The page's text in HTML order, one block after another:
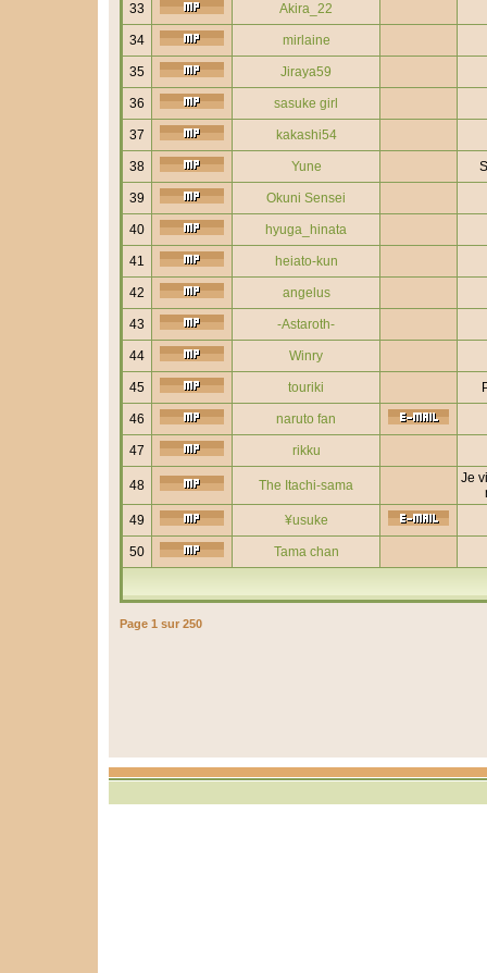
33 Akira_22
34 mirlaine
35 Jiraya59
36 sasuke girl
37 kakashi54
38 Yune
39 Okuni Sensei
40 hyuga_hinata
41 heiato-kun
42 angelus
43 -Astaroth-
44 Winry
45 touriki
46 naruto fan
47 rikku
48 The Itachi-sama
Je
49
¥usuke
50 Tama chan
Page 1 sur 250